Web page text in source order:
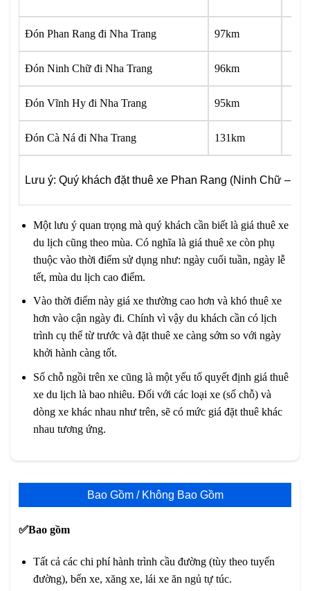
Đón Phan Rang đi Nha Trang 97km
Đón Ninh Chữ đi Nha Trang 96km
Đón Vĩnh Hy đi Nha Trang 95km
Đón Cà Ná đi Nha Trang 131km
Lưu ý: Quý khách đặt thuê xe Phan Rang (Ninh Chữ –
Một lưu ý quan trọng mà quý khách cần biết là giá thuê xe
du lịch cũng theo mùa. Có nghĩa là giá thuê xe còn phụ
thuộc vào thời điểm sử dụng như: ngày cuối tuần, ngày lễ
tết, mùa du lịch cao điểm.
Vào thời điểm này giá xe thường cao hơn và khó thuê xe
hơn vào cận ngày đi. Chính vì vậy du khách cần có lịch
trình cụ thể từ trước và đặt thuê xe càng sớm so với ngày
khởi hành càng tốt.
Số chỗ ngồi trên xe cũng là một yếu tố quyết định giá thuê
xe du lịch là bao nhiêu. Đối với các loại xe (số chỗ) và
dòng xe khác nhau như trên, sẽ có mức giá đặt thuê khác
nhau tương ứng.
Bao Gồm / Không Bao Gồm
✅Bao gồm
Tất cả các chi phí hành trình cầu đường (tùy theo tuyến
đường), bến xe, xăng xe, lái xe ăn ngủ tự túc.